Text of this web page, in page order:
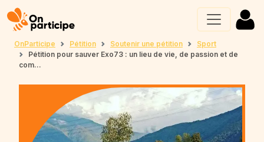
OnParticipe Pétition Soutenir une pétition
Sport
Pétition pour sauver Exo73 : un lieu de vie, de passion et de
com...